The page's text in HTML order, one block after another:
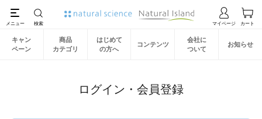
キャン
ペーン
商品
カテゴリ
はじめて
の方へ
コンテンツ
会社に
ついて
お知らせ
ログイン・会員登録